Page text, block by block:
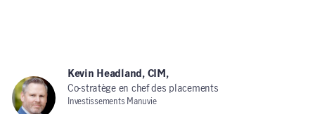
Kevin Headland, CIM,
Co-stratège en chef des placements
Investissements Manuvie